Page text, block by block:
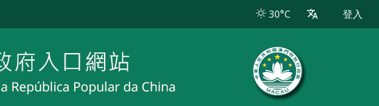
30°C 登入